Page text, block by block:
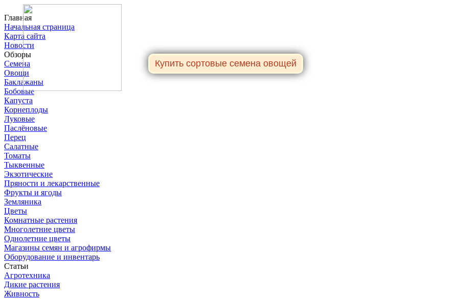
Главная
Начальная страница
Карта сайта
Новости
Обзоры
Семена
Овощи
Баклажаны
Бобовые
Капуста
Корнеплоды
Луковые
Паслёновые
Перец
Салатные
Томаты
Тыквенные
Экзотические
Пряности и лекарственные
Фрукты и ягоды
Земляника
Цветы
Комнатные растения
Многолетние цветы
Однолетние цветы
Магазины семян и агрофирмы
Оборудование и инвентарь
Статьи
Агротехника
Дикие растения
Живность